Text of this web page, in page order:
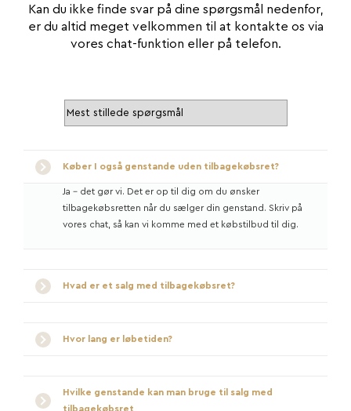
Kan du ikke finde svar på dine spørgsmål nedenfor,
er du altid meget velkommen til at kontakte os via
vores chat-funktion eller på telefon.
Køber I også genstande uden tilbagekøbsret?
Ja - det gør vi. Det er op til dig om du ønsker
tilbagekøbsretten når du sælger din genstand. Skriv på
vores chat, så kan vi komme med et købstilbud til dig.
Hvad er et salg med tilbagekøbsret?
Hvor lang er løbetiden?
Hvilke genstande kan man bruge til salg med
tilbagekøbsret